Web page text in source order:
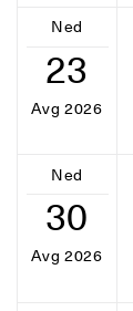
Ned
23
Avg 2026
Ned
30
Avg 2026